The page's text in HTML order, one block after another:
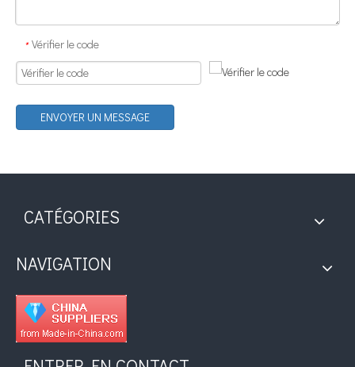
Actuellement, la recherche sur l’extraction d’antioxydants et de
Qu'est-ce que l'étamage par ultrasons ? L'étamage par ultrasons
* Vérifier le code
ENVOYER UN MESSAGE
CATÉGORIES
NAVIGATION